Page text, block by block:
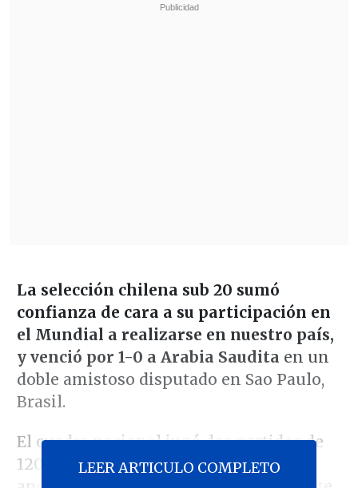
La selección chilena sub 20 sumó
confianza de cara a su participación en
el Mundial a realizarse en nuestro país,
y venció por 1-0 a Arabia Saudita en un
doble amistoso disputado en Sao Paulo,
Brasil.
El cuadro nacional jugó dos partidos de
120 minutos y ganó gracias a la
LEER ARTICULO COMPLETO